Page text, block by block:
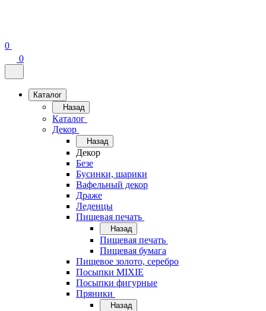
0
0
Каталог
Назад
Каталог
Декор
Назад
Декор
Безе
Бусинки, шарики
Вафельный декор
Драже
Леденцы
Пищевая печать
Назад
Пищевая печать
Пищевая бумага
Пищевое золото, серебро
Посыпки MIXIE
Посыпки фигурные
Пряники
Назад